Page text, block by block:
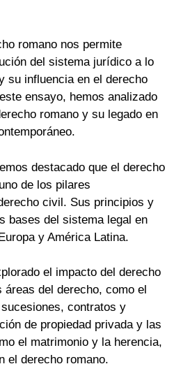
romano nos permite
del sistema jurídico a lo
su influencia en el derecho
ensayo, hemos analizado
romano y su legado en
destacado que el derecho
de los pilares
civil. Sus principios y
bases del sistema legal en
y América Latina.
el impacto del derecho
áreas del derecho, como el
contratos y
de propiedad privada y las
el matrimonio y la herencia,
el derecho romano.